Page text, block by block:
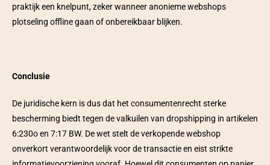
praktijk een knelpunt, zeker wanneer anonieme webshops
plotseling offline gaan of onbereikbaar blijken.
Conclusie
De juridische kern is dus dat het consumentenrecht sterke
bescherming biedt tegen de valkuilen van dropshipping in artikelen
6:230o en 7:17 BW. De wet stelt de verkopende webshop
onverkort verantwoordelijk voor de transactie en eist strikte